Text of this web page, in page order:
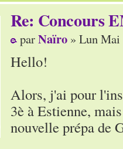
Re: Concours
parNaïro » Lun Mai
Hello!
Alors, j'ai pour
3è à Estienne,
nouvelle prépa de